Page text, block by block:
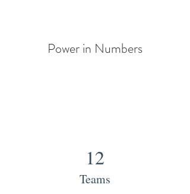
Power in Numbers
12
Teams